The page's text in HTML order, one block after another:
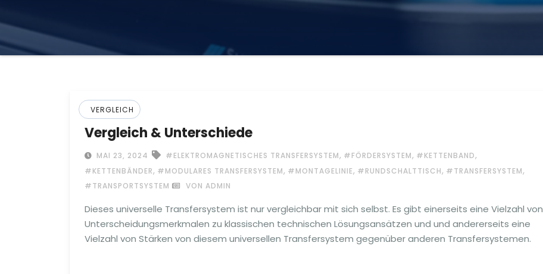
VERGLEICH
Vergleich & Unterschiede
MAI 23, 2024 #ELEKTROMAGNETISCHES TRANSFERSYSTEM, #FÖRDERSYSTEM, #KETTENBAND,
#KETTENBÄNDER, #MODULARES TRANSFERSYSTEM, #MONTAGELINIE, #RUNDSCHALTTISCH, #TRANSFERSYSTEM,
#TRANSPORTSYSTEM VON ADMIN
Dieses universelle Transfersystem ist nur vergleichbar mit sich selbst. Es gibt einerseits eine Vielzahl von
Unterscheidungsmerkmalen zu klassischen technischen Lösungsansätzen und und andererseits eine
Vielzahl von Stärken von diesem universellen Transfersystem gegenüber anderen Transfersystemen.